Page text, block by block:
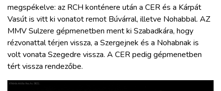
megspékelve: az RCH konténere után a CER és a Kárpát
Vasút is vitt ki vonatot remot Búvárral, illetve Nohabbal. AZ
MMV Sulzere gépmenetben ment ki Szabadkára, hogy
rézvonattal térjen vissza, a Szergejnek és a Nohabnak is
volt vonata Szegedre vissza. A CER pedig gépmenetben
tért vissza rendezőbe.